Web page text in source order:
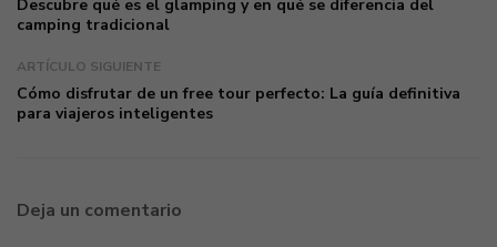
Descubre qué es el glamping y en qué se diferencia del
camping tradicional
ARTÍCULO SIGUIENTE
Cómo disfrutar de un free tour perfecto: La guía definitiva
para viajeros inteligentes
Deja un comentario